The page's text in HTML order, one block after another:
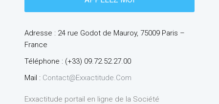
Adresse : 24 rue Godot de Mauroy, 75009 Paris –
France
Téléphone : (+33) 09.72.52.27.00
Mail : Contact@exxactitude.com
Exxactitude portail en ligne de la Société